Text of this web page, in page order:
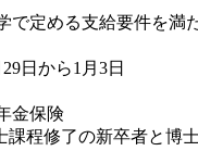
定める支給要件を満
日から1月3日
金保険
程修了の新卒者と